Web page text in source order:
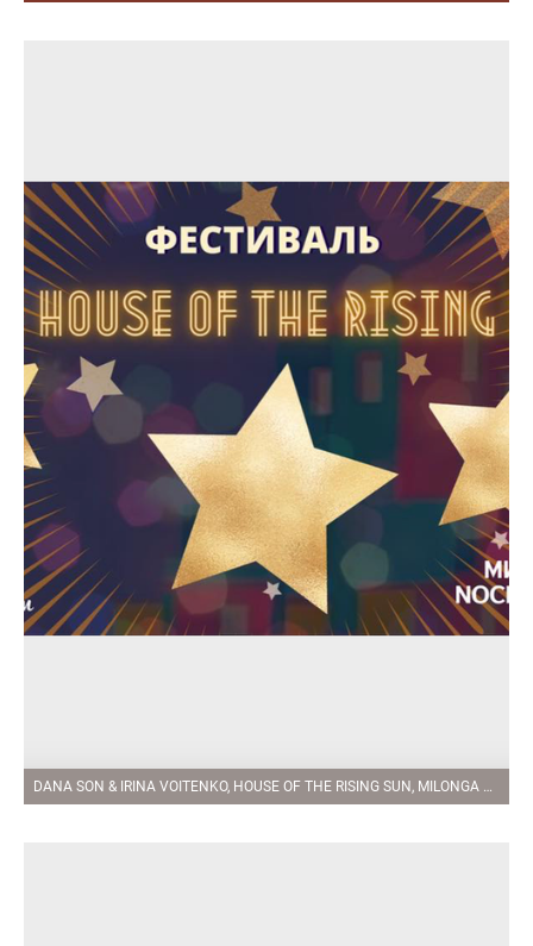
DANA SON & IRINA VOITENKO, HOUSE OF THE RISING SUN, MILONGA NOCHE DE LUNA